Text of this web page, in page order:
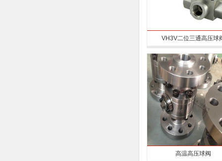
VH3V二位三通高压球
高温高压球阀